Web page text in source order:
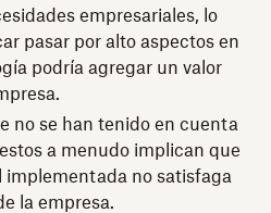
empresariales, lo
pasar por alto aspectos en
podría agregar un valor
no se han tenido en cuenta
a menudo implican que
implementada no satisfaga
la empresa.